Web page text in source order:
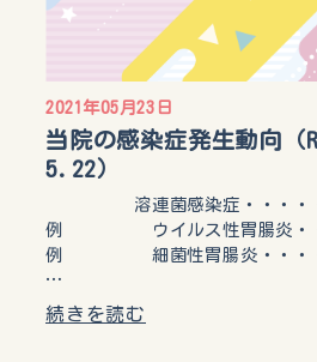
2021年05月23日
当院の感染症発生動向（
5.22）
溶連菌感染症・・・・・
例 ウイルス性胃腸炎・・
例 細菌性胃腸炎・・・・
…
続きを読む